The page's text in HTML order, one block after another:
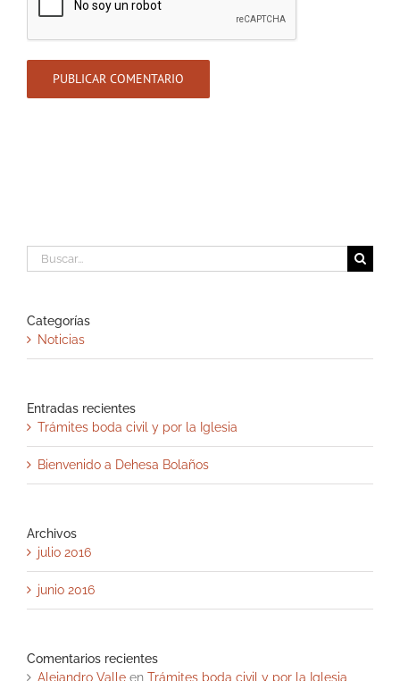
Buscar:
Categorías
Noticias
Entradas recientes
Trámites boda civil y por la Iglesia
Bienvenido a Dehesa Bolaños
Archivos
julio 2016
junio 2016
Comentarios recientes
Alejandro Valle en Trámites boda civil y por la Iglesia